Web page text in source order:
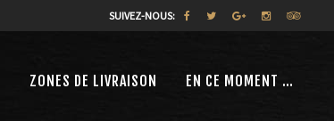
SUIVEZ-NOUS:
ZONES DE LIVRAISON EN CE MOMENT …